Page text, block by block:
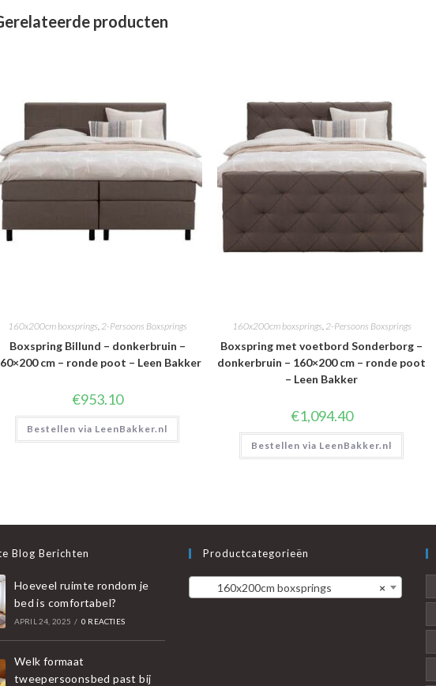
producten
160x200cm boxsprings,2-Persoons Boxsprings
Boxspring Billund – donkerbruin –
cm – ronde poot – Leen Bakker
€953.10
Bestellen via LeenBakker.nl
160x200cm boxsprings,2-Persoons Boxsprings
Boxspring met voetbord Sonderborg –
donkerbruin – 160×200 cm – ronde poot
– Leen Bakker
€1,094.40
Bestellen via LeenBakker.nl
Blog Berichten
Hoeveel ruimte rondom je
bed is comfortabel?
APRIL 24, 2025 / 0 REACTIES
Welk formaat
tweepersoonsbed past bij
Productcategorieën
×
160x200cm boxsprings